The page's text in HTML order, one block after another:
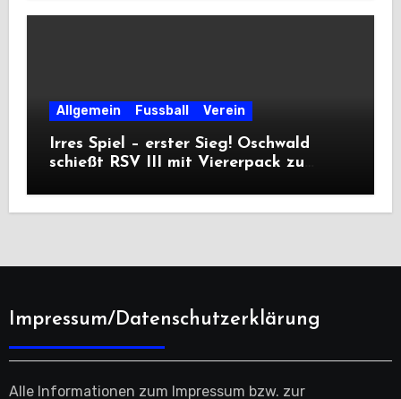
Allgemein Fussball Verein
Irres Spiel – erster Sieg! Oschwald
schießt RSV III mit Viererpack zu
Impressum/Datenschutzerklärung
Alle Informationen zum Impressum bzw. zur